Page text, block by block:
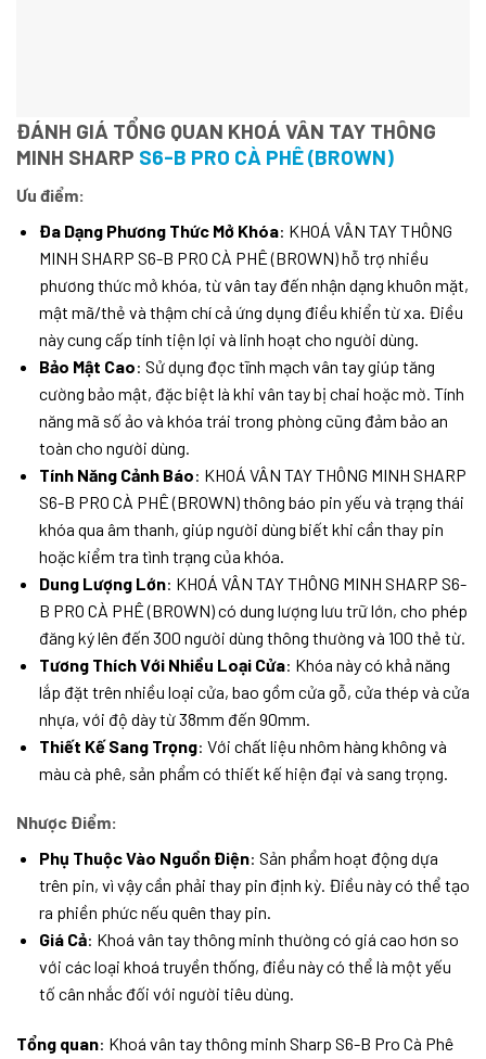
ĐÁNH GIÁ TỔNG QUAN KHOÁ VÂN TAY THÔNG
MINH SHARP S6-B PRO CÀ PHÊ (BROWN)
Ưu điểm:
Đa Dạng Phương Thức Mở Khóa: KHOÁ VÂN TAY THÔNG
MINH SHARP S6-B PRO CÀ PHÊ (BROWN) hỗ trợ nhiều
phương thức mở khóa, từ vân tay đến nhận dạng khuôn mặt,
mật mã/thẻ và thậm chí cả ứng dụng điều khiển từ xa. Điều
này cung cấp tính tiện lợi và linh hoạt cho người dùng.
Bảo Mật Cao: Sử dụng đọc tĩnh mạch vân tay giúp tăng
cường bảo mật, đặc biệt là khi vân tay bị chai hoặc mờ. Tính
năng mã số ảo và khóa trái trong phòng cũng đảm bảo an
toàn cho người dùng.
Tính Năng Cảnh Báo: KHOÁ VÂN TAY THÔNG MINH SHARP
S6-B PRO CÀ PHÊ (BROWN) thông báo pin yếu và trạng thái
khóa qua âm thanh, giúp người dùng biết khi cần thay pin
hoặc kiểm tra tình trạng của khóa.
Dung Lượng Lớn: KHOÁ VÂN TAY THÔNG MINH SHARP S6-
B PRO CÀ PHÊ (BROWN) có dung lượng lưu trữ lớn, cho phép
đăng ký lên đến 300 người dùng thông thường và 100 thẻ từ.
Tương Thích Với Nhiều Loại Cửa: Khóa này có khả năng
lắp đặt trên nhiều loại cửa, bao gồm cửa gỗ, cửa thép và cửa
nhựa, với độ dày từ 38mm đến 90mm.
Thiết Kế Sang Trọng: Với chất liệu nhôm hàng không và
màu cà phê, sản phẩm có thiết kế hiện đại và sang trọng.
Nhược Điểm:
Phụ Thuộc Vào Nguồn Điện: Sản phẩm hoạt động dựa
trên pin, vì vậy cần phải thay pin định kỳ. Điều này có thể tạo
ra phiền phức nếu quên thay pin.
Giá Cả: Khoá vân tay thông minh thường có giá cao hơn so
với các loại khoá truyền thống, điều này có thể là một yếu
tố cân nhắc đối với người tiêu dùng.
Tổng quan: Khoá vân tay thông minh Sharp S6-B Pro Cà Phê